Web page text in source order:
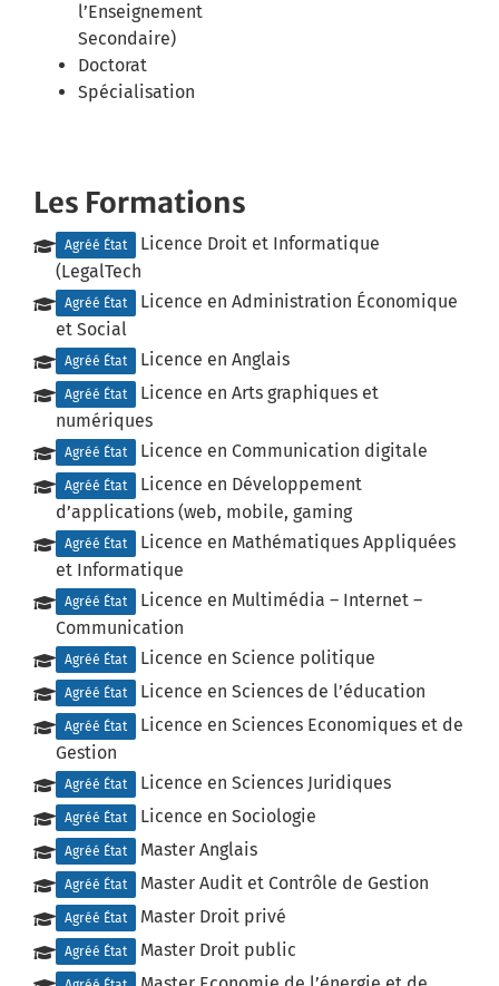
l’Enseignement
Secondaire)
Doctorat
Spécialisation
Les Formations
Agréé État
Licence Droit et Informatique
(LegalTech
Agréé État
Licence en Administration Économique
et Social
Agréé État Licence en Anglais
Agréé État
Licence en Arts graphiques et
numériques
Agréé État Licence en Communication digitale
Agréé État
Licence en Développement
d’applications (web, mobile, gaming
Agréé État
Licence en Mathématiques Appliquées
et Informatique
Agréé État
Licence en Multimédia – Internet –
Communication
Agréé État Licence en Science politique
Agréé État Licence en Sciences de l’éducation
Agréé État
Licence en Sciences Economiques et de
Gestion
Agréé État Licence en Sciences Juridiques
Agréé État Licence en Sociologie
Agréé État Master Anglais
Agréé État Master Audit et Contrôle de Gestion
Agréé État Master Droit privé
Agréé État Master Droit public